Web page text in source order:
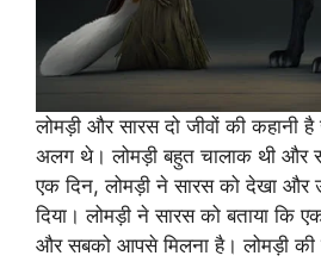
लोमड़ी और सारस दो जीवों की कहानी
अलग थे। लोमड़ी बहुत चालाक थी और
एक दिन, लोमड़ी ने सारस को देखा और
दिया। लोमड़ी ने सारस को बताया कि
और सबको आपसे मिलना है। लोमड़ी की